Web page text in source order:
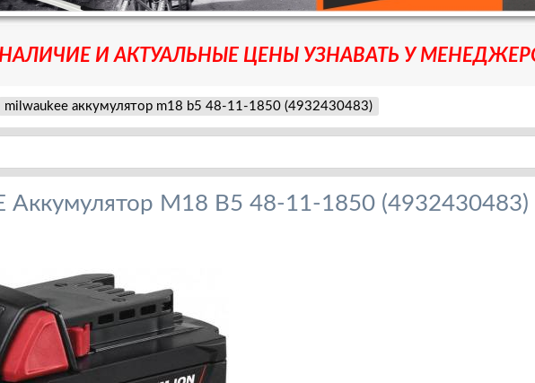
НАЛИЧИЕ И АКТУАЛЬНЫЕ ЦЕНЫ УЗНАВАТЬ У
milwaukee аккумулятор m18 b5 48-11-1850 (4932430483)
Аккумулятор M18 B5 48-11-1850 (4932430483)